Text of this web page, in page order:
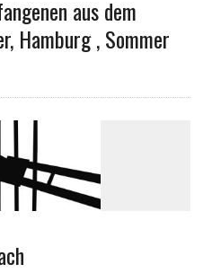
aus dem
Hamburg , Sommer